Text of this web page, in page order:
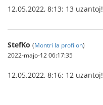
12.05.2022, 8:13: 13 uzantoj!
StefKo (Montri la profilon)
2022-majo-12 06:17:35
12.05.2022, 8:16: 12 uzantoj!